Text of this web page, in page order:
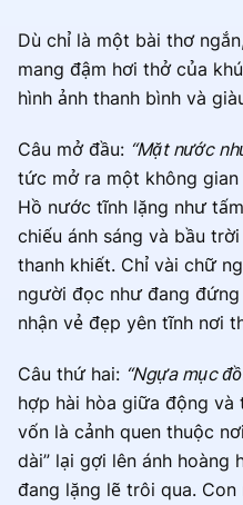
Dù chỉ là một bài thơ
mang đậm hơi thở của
hình ảnh thanh bình và
Câu mở đầu: “Mặt nước
tức mở ra một không
Hồ nước tĩnh lặng như
chiếu ánh sáng và bầu
thanh khiết. Chỉ vài chữ
người đọc như đang
nhận vẻ đẹp yên tĩnh nơi
Câu thứ hai: “Ngựa mục
hợp hài hòa giữa động và
vốn là cảnh quen thuộc
dài” lại gợi lên ánh hoàng
đang lặng lẽ trôi qua.